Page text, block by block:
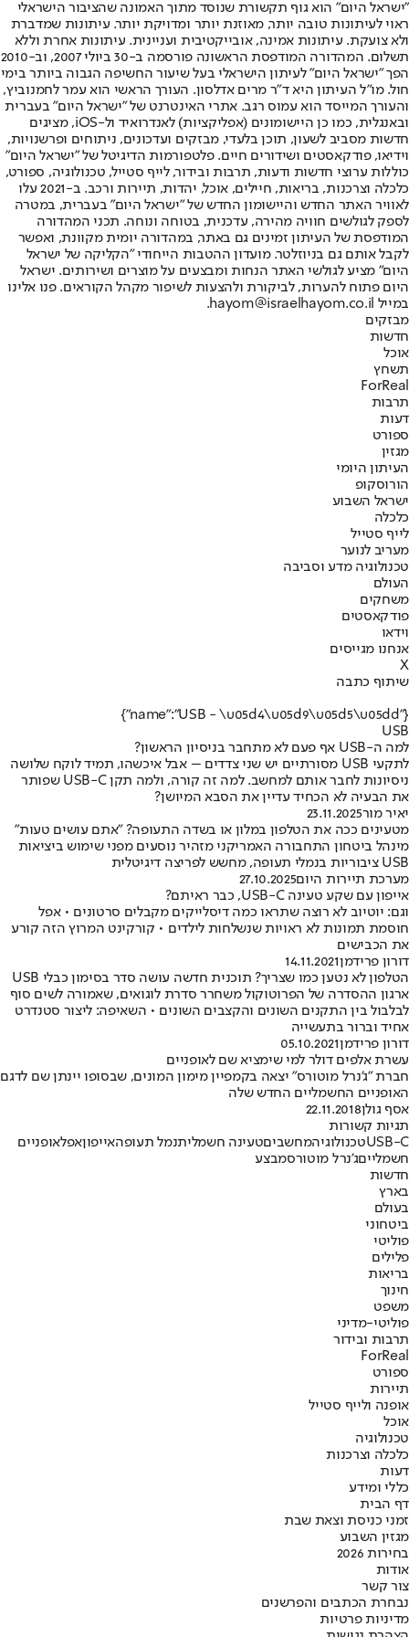
"ישראל היום" הוא גוף תקשורת שנוסד מתוך האמונה שהציבור הישראלי
ראוי לעיתונות טובה יותר, מאוזנת יותר ומדויקת יותר. עיתונות שמדברת
ולא צועקת. עיתונות אמינה, אובייקטיבית ועניינית. עיתונות אחרת וללא
תשלום. המהדורה המודפסת הראשונה פורסמה ב-30 ביולי 2007, וב-2010
הפך "ישראל היום" לעיתון הישראלי בעל שיעור החשיפה הגבוה ביותר בימי
חול. מו"ל העיתון היא ד"ר מרים אדלסון. העורך הראשי הוא עמר לחמנוביץ,
והעורך המייסד הוא עמוס רגב. אתרי האינטרנט של "ישראל היום" בעברית
ובאנגלית, כמו כן היישומונים (אפליקציות) לאנדרואיד ול-iOS, מציגים
חדשות מסביב לשעון, תוכן בלעדי, מבזקים ועדכונים, ניתוחים ופרשנויות,
וידיאו, פודקאסטים ושידורים חיים. פלטפורמות הדיגיטל של "ישראל היום"
כוללות ערוצי חדשות ודעות, תרבות ובידור, לייף סטייל, טכנולוגיה, ספורט,
כלכלה וצרכנות, בריאות, חיילים, אוכל, יהדות, תיירות ורכב. ב-2021 עלו
לאוויר האתר החדש והיישומון החדש של "ישראל היום" בעברית, במטרה
לספק לגולשים חוויה מהירה, עדכנית, בטוחה ונוחה. תכני המהדורה
המודפסת של העיתון זמינים גם באתר, במהדורה יומית מקוונת, ואפשר
לקבל אותם גם בניוזלטר. מועדון ההטבות הייחודי "הקליקה של ישראל
היום" מציע לגולשי האתר הנחות ומבצעים על מוצרים ושירותים. ישראל
היום פתוח להערות, לביקורת ולהצעות לשיפור מקהל הקוראים. פנו אלינו
במייל hayom@israelhayom.co.il.
מבזקים
חדשות
אוכל
תשחץ
ForReal
תרבות
דעות
ספורט
מגזין
העיתון היומי
הורוסקופ
ישראל השבוע
כלכלה
לייף סטייל
מעריב לנוער
טכנולוגיה מדע וסביבה
העולם
משחקים
פודקאסטים
וידאו
אנחנו מגייסים
X
שיתוף כתבה
{"name":"USB - \u05d4\u05d9\u05d5\u05dd"}
USB
למה ה-USB אף פעם לא מתחבר בניסיון הראשון?
לתקעי USB מסורתיים יש שני צדדים – אבל איכשהו, תמיד לוקח שלושה
ניסיונות לחבר אותם למחשב. למה זה קורה, ולמה תקן USB-C שפותר
את הבעיה לא הכחיד עדיין את הסבא המיושן?
יאיר מור23.11.2025
מטעינים ככה את הטלפון במלון או בשדה התעופה? "אתם עושים טעות"
מינהל ביטחון התחבורה האמריקני מזהיר נוסעים מפני שימוש ביציאות
USB ציבוריות בנמלי תעופה, מחשש לפריצה דיגיטלית
מערכת תיירות היום27.10.2025
אייפון עם שקע טעינה USB-C, כבר ראיתם?
וגם: יוטיוב לא רוצה שתראו כמה דיסלייקים מקבלים סרטונים • אפל
חוסמת תמונות לא ראויות שנשלחות לילדים • קורקינט המרוץ הזה קורע
את הכבישים
דורון פרידמן14.11.2021
הטלפון לא נטען כמו שצריך? תוכנית חדשה עושה סדר בסימון כבלי USB
ארגון ההסדרה של הפרוטוקול משחרר סדרת לוגואים, שאמורה לשים סוף
לבלבול בין התקנים השונים והקצבים השונים • השאיפה: ליצור סטנדרט
אחיד וברור בתעשייה
דורון פרידמן05.10.2021
עשרת אלפים דולר למי שימציא שם לאופניים
חברת "ג'נרל מוטורס" יצאה בקמפיין מימון המונים, שבסופו יינתן שם לדגם
האופניים החשמליים החדש שלה
אסף גולן22.11.2018
תגיות קשורות
USB-Cטכנולוגיהמחשביםטעינה חשמליתנמל תעופהאייפוןאפלאופניים
חשמלייםג'נרל מוטורסמבצע
חדשות
בארץ
בעולם
ביטחוני
פוליטי
פלילים
בריאות
חינוך
משפט
פוליטי-מדיני
תרבות ובידור
ForReal
ספורט
תיירות
אופנה ולייף סטייל
אוכל
טכנולוגיה
כלכלה וצרכנות
דעות
כללי ומידע
דף הבית
זמני כניסת וצאת שבת
מגזין השבוע
בחירות 2026
אודות
צור קשר
נבחרת הכתבים והפרשנים
מדיניות פרטיות